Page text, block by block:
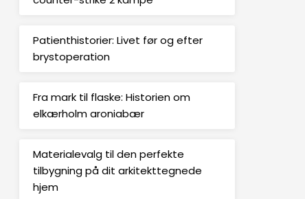
Patienthistorier: Livet før og efter
brystoperation
Fra mark til flaske: Historien om
elkærholm aroniabær
Materialevalg til den perfekte
tilbygning på dit arkitekttegnede
hjem